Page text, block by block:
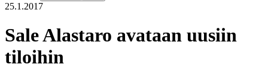
25.1.2017
Sale Alastaro avataan uusiin
tiloihin